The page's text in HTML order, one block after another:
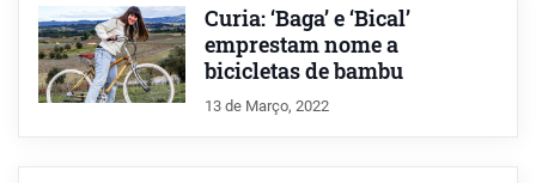
Curia: ‘Baga’ e ‘Bical’
emprestam nome a
bicicletas de bambu
13 de Março, 2022